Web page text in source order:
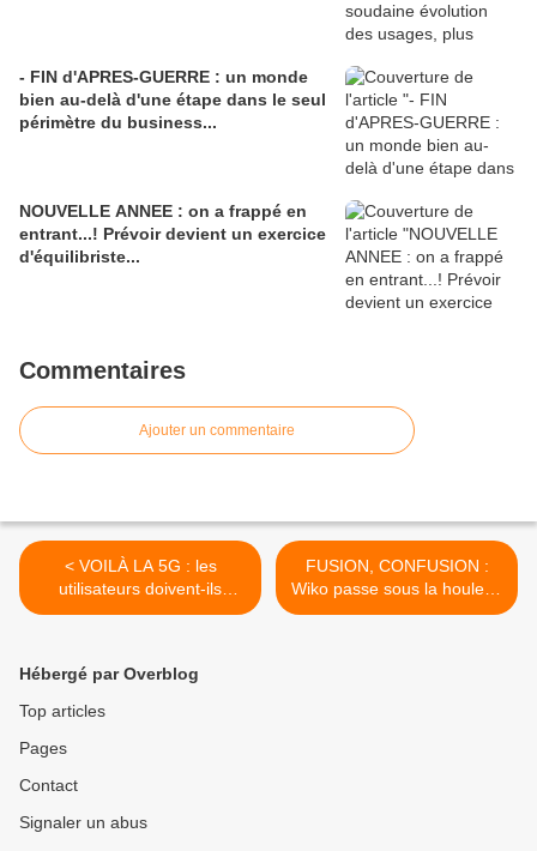
- FIN d'APRES-GUERRE : un monde
bien au-delà d'une étape dans le seul
périmètre du business...
NOUVELLE ANNEE : on a frappé en
entrant...! Prévoir devient un exercice
d'équilibriste...
Commentaires
Ajouter un commentaire
< VOILÀ LA 5G : les
utilisateurs doivent-ils
attendre pour renouveler
FUSION, CONFUSION :
Wiko passe sous la houlette
de son "partenaire"... >
Hébergé par Overblog
Top articles
Pages
Contact
Signaler un abus